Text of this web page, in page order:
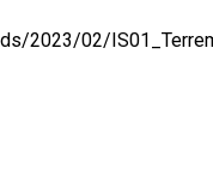
2023/02/